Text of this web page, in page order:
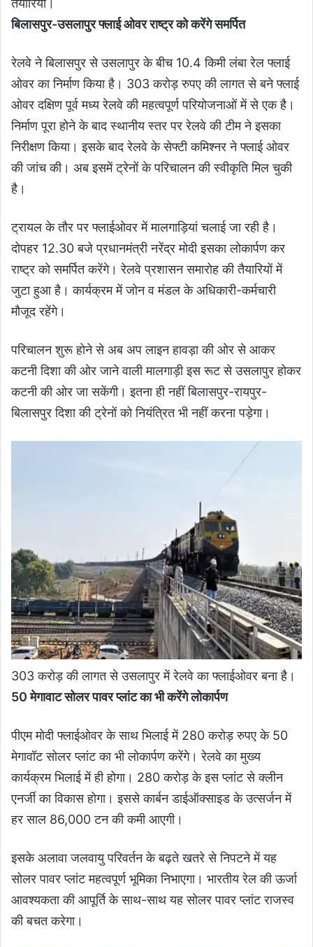
बिलासपुर-उसलापुर फ्लाई ओवर राष्ट्र को करेंगे समर्पित
रेलवे ने बिलासपुर से उसलापुर के बीच 10.4 किमी लंबा रेल फ्लाई
ओवर का निर्माण किया है। 303 करोड़ रुपए की लागत से बने फ्लाई
ओवर दक्षिण पूर्व मध्य रेलवे की महत्वपूर्ण परियोजनाओं में से एक है।
निर्माण पूरा होने के बाद स्थानीय स्तर पर रेलवे की टीम ने इसका
निरीक्षण किया। इसके बाद रेलवे के सेफ्टी कमिश्नर ने फ्लाई ओवर
की जांच की। अब इसमें ट्रेनों के परिचालन की स्वीकृति मिल चुकी
है।
ट्रायल के तौर पर फ्लाईओवर में मालगाड़ियां चलाई जा रही है।
दोपहर 12.30 बजे प्रधानमंत्री नरेंद्र मोदी इसका लोकार्पण कर
राष्ट्र को समर्पित करेंगे। रेलवे प्रशासन समारोह की तैयारियों में
जुटा हुआ है। कार्यक्रम में जोन व मंडल के अधिकारी-कर्मचारी
मौजूद रहेंगे।
परिचालन शुरू होने से अब अप लाइन हावड़ा की ओर से आकर
कटनी दिशा की ओर जाने वाली मालगाड़ी इस रूट से उसलापुर होकर
कटनी की ओर जा सकेंगी। इतना ही नहीं बिलासपुर-रायपुर-
बिलासपुर दिशा की ट्रेनों को नियंत्रित भी नहीं करना पड़ेगा।
303 करोड़ की लागत से उसलापुर में रेलवे का फ्लाईओवर बना है।
50 मेगावाट सोलर पावर प्लांट का भी करेंगे लोकार्पण
पीएम मोदी फ्लाईओवर के साथ भिलाई में 280 करोड़ रुपए के 50
मेगावॉट सोलर प्लांट का भी लोकार्पण करेंगे। रेलवे का मुख्य
कार्यक्रम भिलाई में ही होगा। 280 करोड़ के इस प्लांट से क्लीन
एनर्जी का विकास होगा। इससे कार्बन डाईऑक्साइड के उत्सर्जन में
हर साल 86,000 टन की कमी आएगी।
इसके अलावा जलवायु परिवर्तन के बढ़ते खतरे से निपटने में यह
सोलर पावर प्लांट महत्वपूर्ण भूमिका निभाएगा। भारतीय रेल की ऊर्जा
आवश्यकता की आपूर्ति के साथ-साथ यह सोलर पावर प्लांट राजस्व
की बचत करेगा।